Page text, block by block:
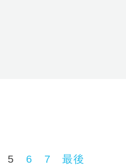
5 6 7 最後